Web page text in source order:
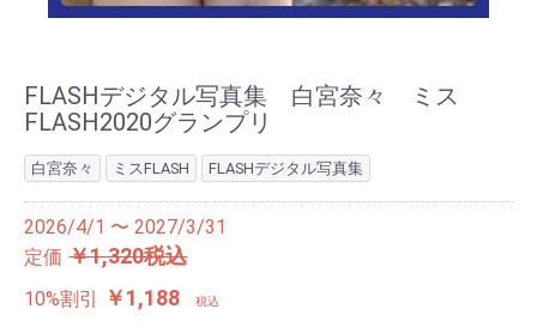
FLASHデジタル写真集 白宮奈々 ミス
FLASH2020グランプリ
白宮奈々 ミスFLASH FLASHデジタル写真集
2026/4/1 〜 2027/3/31
定価 ￥1,320税込
10%割引 ￥1,188 税込